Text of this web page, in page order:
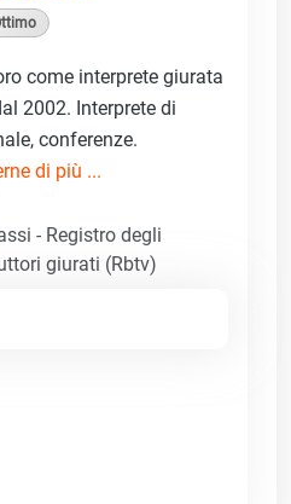
come interprete giurata
2002. Interprete di
conferenze.
di più ...
- Registro degli
giurati (Rbtv)